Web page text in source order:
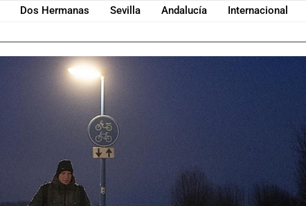
Dos Hermanas Sevilla Andalucía Internacional